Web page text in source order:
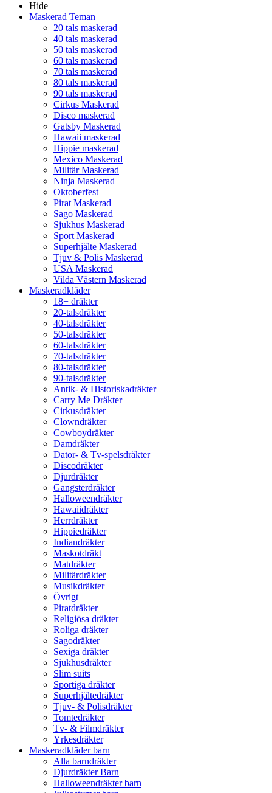
Hide
Maskerad Teman
20 tals maskerad
40 tals maskerad
50 tals maskerad
60 tals maskerad
70 tals maskerad
80 tals maskerad
90 tals maskerad
Cirkus Maskerad
Disco maskerad
Gatsby Maskerad
Hawaii maskerad
Hippie maskerad
Mexico Maskerad
Militär Maskerad
Ninja Maskerad
Oktoberfest
Pirat Maskerad
Sago Maskerad
Sjukhus Maskerad
Sport Maskerad
Superhjälte Maskerad
Tjuv & Polis Maskerad
USA Maskerad
Vilda Västern Maskerad
Maskeradkläder
18+ dräkter
20-talsdräkter
40-talsdräkter
50-talsdräkter
60-talsdräkter
70-talsdräkter
80-talsdräkter
90-talsdräkter
Antik- & Historiskadräkter
Carry Me Dräkter
Cirkusdräkter
Clowndräkter
Cowboydräkter
Damdräkter
Dator- & Tv-spelsdräkter
Discodräkter
Djurdräkter
Gangsterdräkter
Halloweendräkter
Hawaiidräkter
Herrdräkter
Hippiedräkter
Indiandräkter
Maskotdräkt
Matdräkter
Militärdräkter
Musikdräkter
Övrigt
Piratdräkter
Religiösa dräkter
Roliga dräkter
Sagodräkter
Sexiga dräkter
Sjukhusdräkter
Slim suits
Sportiga dräkter
Superhjältedräkter
Tjuv- & Polisdräkter
Tomtedräkter
Tv- & Filmdräkter
Yrkesdräkter
Maskeradkläder barn
Alla barndräkter
Djurdräkter Barn
Halloweendräkter barn